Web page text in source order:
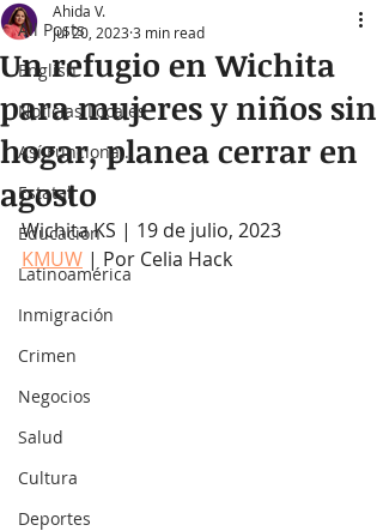
All Posts
English
Noticias Locales
Así Funciona...
Estatal
Educación
Latinoamérica
Inmigración
Crimen
Negocios
Salud
Cultura
Deportes
Un refugio en Wichita
para mujeres y niños sin
hogar, planea cerrar en
agosto
Ahida V.
Jul 20, 20233 min read
Wichita KS | 19 de julio, 2023
KMUW | Por Celia Hack